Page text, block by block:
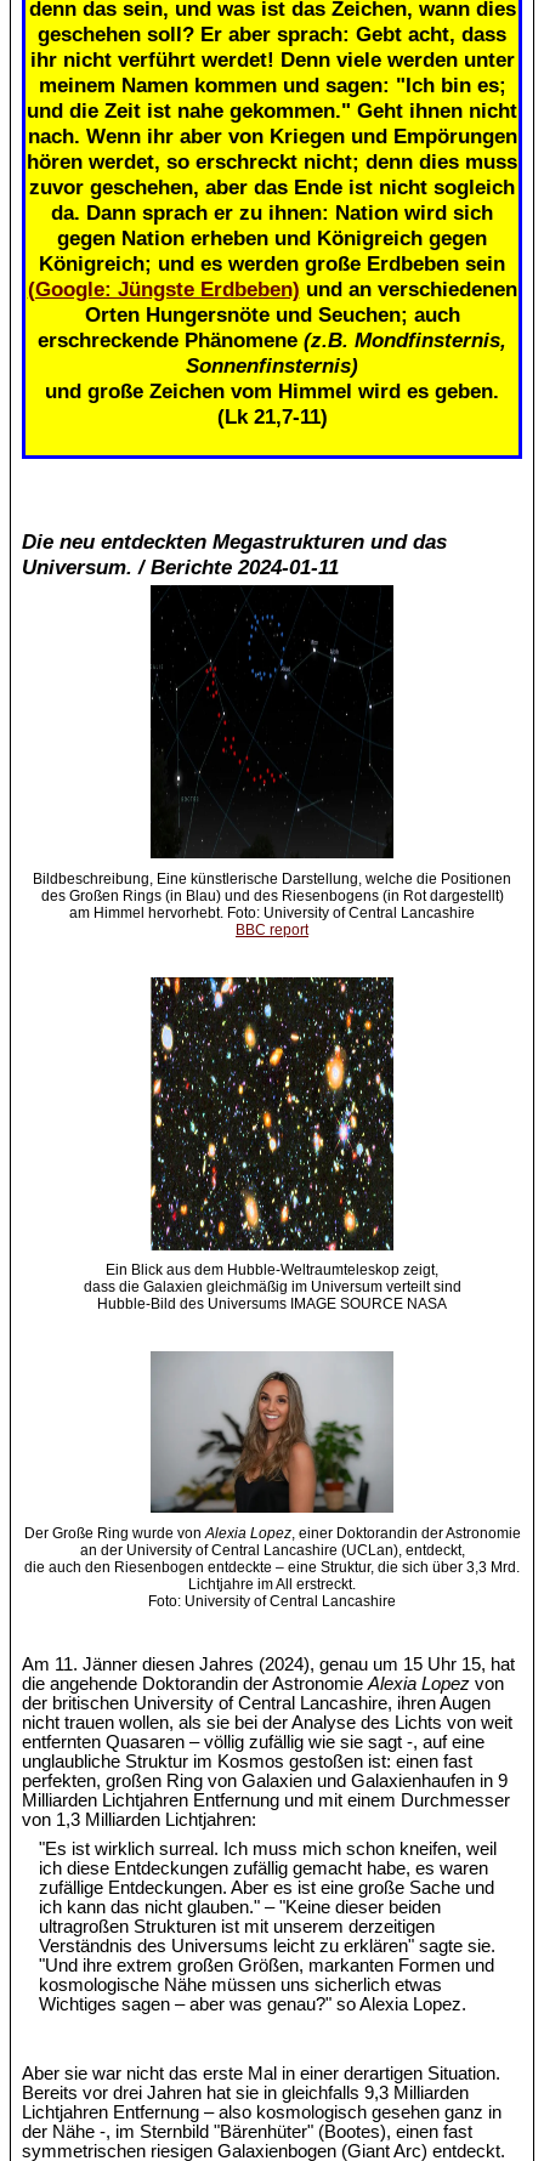
denn das sein, und was ist das Zeichen, wann dies
geschehen soll? Er aber sprach: Gebt acht, dass
ihr nicht verführt werdet! Denn viele werden unter
meinem Namen kommen und sagen: "Ich bin es;
und die Zeit ist nahe gekommen." Geht ihnen nicht
nach. Wenn ihr aber von Kriegen und Empörungen
hören werdet, so erschreckt nicht; denn dies muss
zuvor geschehen, aber das Ende ist nicht sogleich
da. Dann sprach er zu ihnen: Nation wird sich
gegen Nation erheben und Königreich gegen
Königreich; und es werden große Erdbeben sein
(Google: Jüngste Erdbeben) und an verschiedenen
Orten Hungersnöte und Seuchen; auch
erschreckende Phänomene (z.B. Mondfinsternis,
Sonnenfinsternis)
und große Zeichen vom Himmel wird es geben.
(Lk 21,7-11)
Die neu entdeckten Megastrukturen und das
Universum. / Berichte 2024-01-11
Bildbeschreibung, Eine künstlerische Darstellung, welche die Positionen
des Großen Rings (in Blau) und des Riesenbogens (in Rot dargestellt)
am Himmel hervorhebt. Foto: University of Central Lancashire
BBC report
Ein Blick aus dem Hubble-Weltraumteleskop zeigt,
dass die Galaxien gleichmäßig im Universum verteilt sind
Hubble-Bild des Universums IMAGE SOURCE NASA
Der Große Ring wurde von Alexia Lopez, einer Doktorandin der Astronomie
an der University of Central Lancashire (UCLan), entdeckt,
die auch den Riesenbogen entdeckte – eine Struktur, die sich über 3,3 Mrd.
Lichtjahre im All erstreckt.
Foto: University of Central Lancashire
Am 11. Jänner diesen Jahres (2024), genau um 15 Uhr 15, hat
die angehende Doktorandin der AstronomieAlexia Lopez von
der britischen University of Central Lancashire, ihren Augen
nicht trauen wollen, als sie bei der Analyse des Lichts von weit
entfernten Quasaren – völlig zufällig wie sie sagt -, auf eine
unglaubliche Struktur im Kosmos gestoßen ist: einen fast
perfekten, großen Ring von Galaxien und Galaxienhaufen in 9
Milliarden Lichtjahren Entfernung und mit einem Durchmesser
von 1,3 Milliarden Lichtjahren:
"Es ist wirklich surreal. Ich muss mich schon kneifen, weil
ich diese Entdeckungen zufällig gemacht habe, es waren
zufällige Entdeckungen. Aber es ist eine große Sache und
ich kann das nicht glauben." – "Keine dieser beiden
ultragroßen Strukturen ist mit unserem derzeitigen
Verständnis des Universums leicht zu erklären" sagte sie.
"Und ihre extrem großen Größen, markanten Formen und
kosmologische Nähe müssen uns sicherlich etwas
Wichtiges sagen – aber was genau?" so Alexia Lopez.
Aber sie war nicht das erste Mal in einer derartigen Situation.
Bereits vor drei Jahren hat sie in gleichfalls 9,3 Milliarden
Lichtjahren Entfernung – also kosmologisch gesehen ganz in
der Nähe -, im Sternbild "Bärenhüter" (Bootes), einen fast
symmetrischen riesigen Galaxienbogen (Giant Arc) entdeckt.